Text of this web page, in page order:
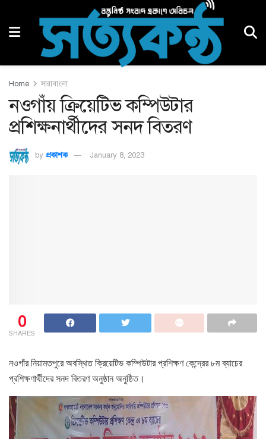
Home সারাবাংলা
নওগাঁয় ক্রিয়েটিভ কম্পিউটার
প্রশিক্ষনার্থীদের সনদ বিতরণ
by প্রকাশক January 8, 2023
0
SHARES
নওগাঁর নিয়ামতপুরে অবস্থিত ক্রিয়েটিভ কম্পিউটার প্রশিক্ষণ কেন্দ্রের ৮ম ব্যাচের
প্রশিক্ষণার্থীদের সনদ বিতরণ অনুষ্ঠান অনুষ্ঠিত।